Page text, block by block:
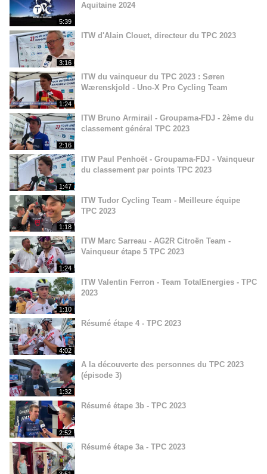
5:39
Aquitaine 2024
3:16
ITW d'Alain Clouet, directeur du TPC 2023
1:24
ITW du vainqueur du TPC 2023 : Søren
Wærenskjold - Uno-X Pro Cycling Team
2:16
ITW Bruno Armirail - Groupama-FDJ - 2ème du
classement général TPC 2023
1:47
ITW Paul Penhoët - Groupama-FDJ - Vainqueur
du classement par points TPC 2023
1:18
ITW Tudor Cycling Team - Meilleure équipe
TPC 2023
1:24
ITW Marc Sarreau - AG2R Citroën Team -
Vainqueur étape 5 TPC 2023
1:10
ITW Valentin Ferron - Team TotalEnergies - TPC
2023
4:02
Résumé étape 4 - TPC 2023
1:32
A la découverte des personnes du TPC 2023
(épisode 3)
2:52
Résumé étape 3b - TPC 2023
Résumé étape 3a - TPC 2023